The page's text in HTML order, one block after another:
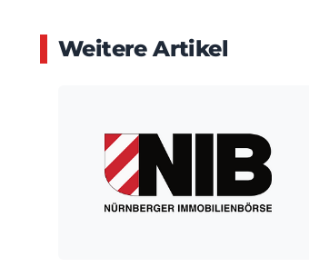
Weitere Artikel